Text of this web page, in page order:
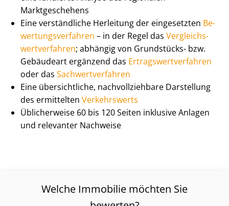
Marktgeschehens
Eine verständliche Herleitung der eingesetzten Be­
wer­tungs­ver­fah­ren – in der Regel das Ver­gleichs­
wert­ver­fah­ren; abhängig von Grundstücks- bzw.
Gebäudeart ergänzend das Er­trags­wert­ver­fah­ren
oder das Sach­wert­ver­fah­ren
Eine übersichtliche, nach­voll­zieh­ba­re Darstellung
des ermittelten Verkehrswerts
Üblicherweise 60 bis 120 Seiten inklusive Anlagen
und relevanter Nachweise
Welche Immobilie möchten Sie